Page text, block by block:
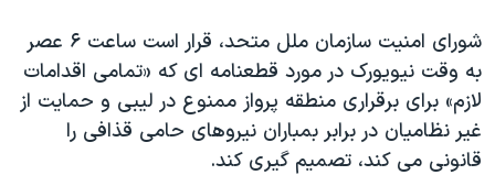
شورای امنیت سازمان ملل متحد، قرار است ساعت ۶ عصر
به وقت نیویورک در مورد قطعنامه ای که «تمامی اقدامات
لازم» برای برقراری منطقه پرواز ممنوع در لیبی و حمایت از
غیر نظامیان در برابر بمباران نیروهای حامی قذافی را
قانونی می کند، تصمیم گیری کند.